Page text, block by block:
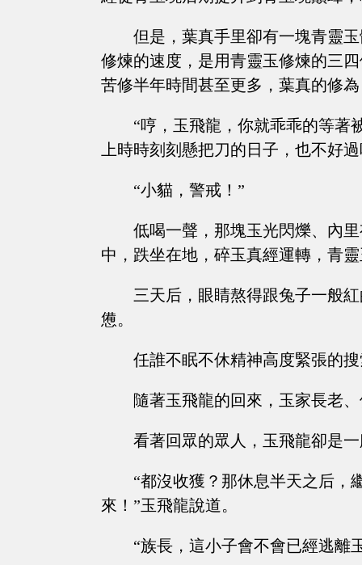
但是，葉真手里卻有一塊青靈
修煉的速度，是用青靈玉修煉的三
苦修半年時間甚至更多，葉真的修
“哼，玉飛龍，你就乖乖的等著
上時時刻刻懸把刀的日子，也不好
“小貓，警戒！”
低喝一聲，那塊玉光閃爍、內
中，跌坐在地，碎玉真經運轉，青
三天后，眼睛熬得跟兔子一般
憊。
任誰不眠不休精神高度緊張的
隨著玉飛龍的回來，玉家長老
看著回眾的眾人，玉飛龍卻是
“都沒收獲？那休息半天之后，
來！”玉飛龍說道。
“族長，這小子會不會已經逃離